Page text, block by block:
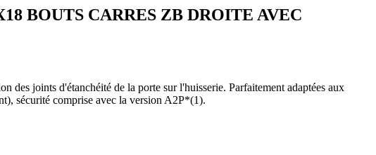
BOUTS CARRES ZB DROITE AVEC
des joints d'étanchéité de la porte sur l'huisserie. Parfaitement adaptées aux
sécurité comprise avec la version A2P*(1).